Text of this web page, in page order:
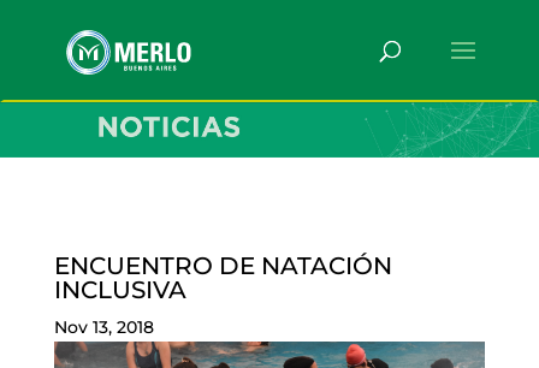
ENCUENTRO DE NATACIÓN
INCLUSIVA
Nov 13, 2018